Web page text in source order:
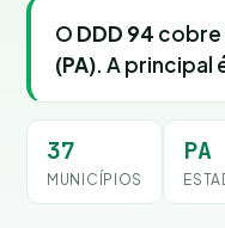
O DDD 94 cobre
(PA). A principal
37
MUNICÍPIOS
PA